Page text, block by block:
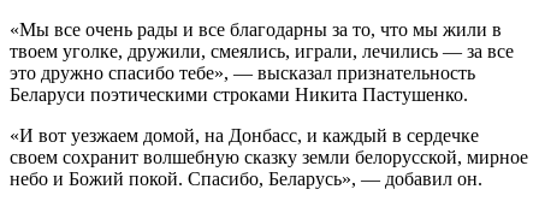
«Мы все очень рады и все благодарны за то, что мы жили в
твоем уголке, дружили, смеялись, играли, лечились — за все
это дружно спасибо тебе», — высказал признательность
Беларуси поэтическими строками Никита Пастушенко.
«И вот уезжаем домой, на Донбасс, и каждый в сердечке
своем сохранит волшебную сказку земли белорусской, мирное
небо и Божий покой. Спасибо, Беларусь», — добавил он.